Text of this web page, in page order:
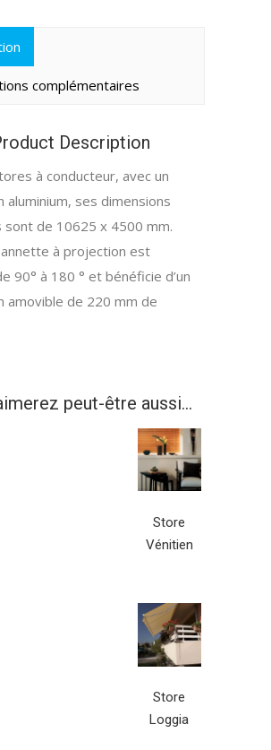
complémentaires
Description
à conducteur, avec un
aluminium, ses dimensions
sont de 10625 x 4500 mm.
à projection est
90° à 180 ° et bénéficie d’un
amovible de 220 mm de
peut-être aussi…
Store
Vénitien
Store
Loggia